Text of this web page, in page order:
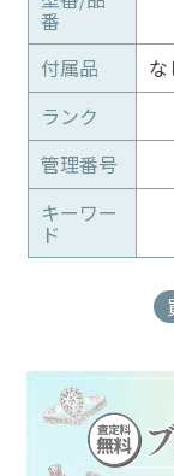
番
付属品
な
ランク
管理番号
キーワー
ド